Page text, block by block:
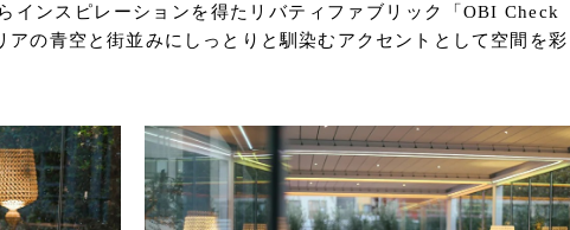
インスピレーションを得たリバティファブリック「OBI Check
の青空と街並みにしっとりと馴染むアクセントとして空間を